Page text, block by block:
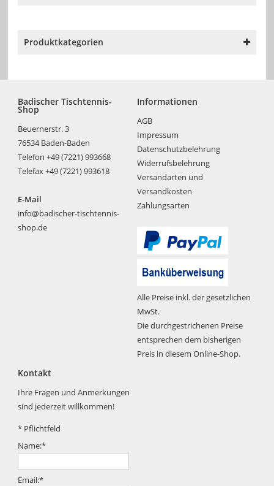
Produktkategorien
Badischer Tischtennis-
Shop
Beuernerstr. 3
76534 Baden-Baden
Telefon +49 (7221) 993668
Telefax +49 (7221) 993618
E-Mail
info@badischer-tischtennis-
shop.de
Informationen
AGB
Impressum
Datenschutzbelehrung
Widerrufsbelehrung
Versandarten und
Versandkosten
Zahlungsarten
Alle Preise inkl. der gesetzlichen
MwSt.
Die durchgestrichenen Preise
entsprechen dem bisherigen
Preis in diesem Online-Shop.
Kontakt
Ihre Fragen und Anmerkungen
sind jederzeit willkommen!
* Pflichtfeld
Name:*
Email:*